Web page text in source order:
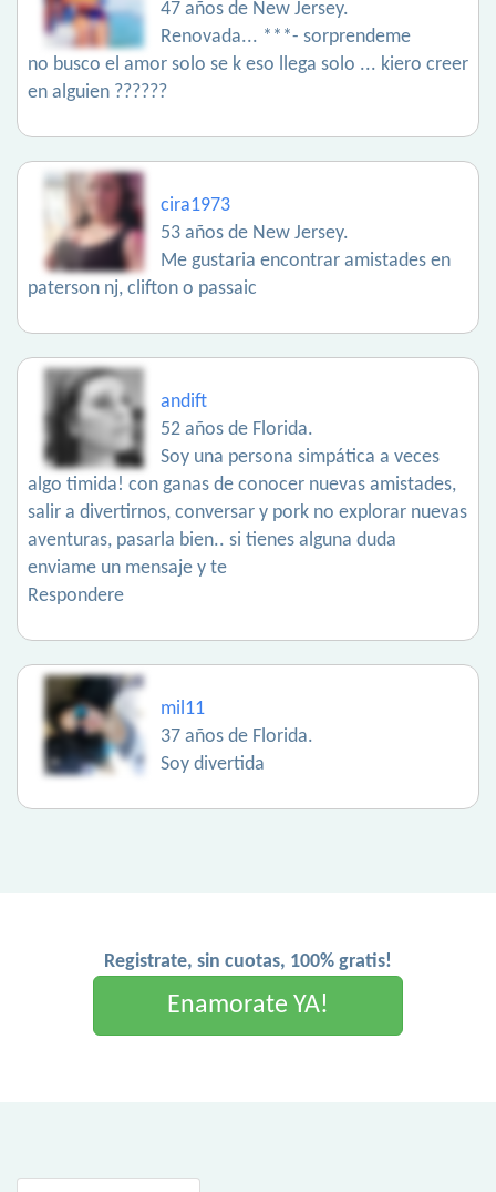
47 años de New Jersey.
Renovada... ***- sorprendeme
no busco el amor solo se k eso llega solo ... kiero creer
en alguien ??????
cira1973
53 años de New Jersey.
Me gustaria encontrar amistades en
paterson nj, clifton o passaic
andift
52 años de Florida.
Soy una persona simpática a veces
algo timida! con ganas de conocer nuevas amistades,
salir a divertirnos, conversar y pork no explorar nuevas
aventuras, pasarla bien.. si tienes alguna duda
enviame un mensaje y te
Respondere
mil11
37 años de Florida.
Soy divertida
Registrate, sin cuotas, 100% gratis!
Enamorate YA!